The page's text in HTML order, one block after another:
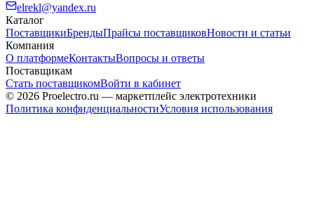
elrekl@yandex.ru
Каталог
ПоставщикиБрендыПрайсы поставщиковНовости и статьи
Компания
О платформеКонтактыВопросы и ответы
Поставщикам
Стать поставщикомВойти в кабинет
© 2026 Proelectro.ru — маркетплейс электротехники
Политика конфиденциальностиУсловия использования